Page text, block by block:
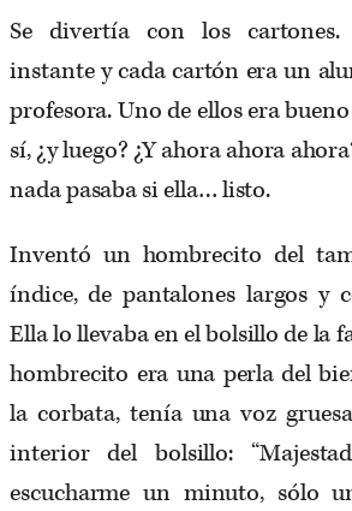
Se divertía con los
instante y cada cartón era un
profesora. Uno de ellos era
sí, ¿y luego? ¿Y ahora ahora
nada pasaba si ella… listo.
Inventó un hombrecito del
índice, de pantalones largos y
Ella lo llevaba en el bolsillo de la
hombrecito era una perla del
la corbata, tenía una voz
interior del bolsillo:
escucharme un minuto, sólo